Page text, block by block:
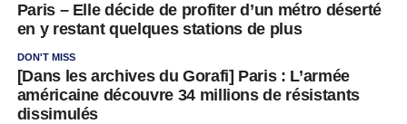
Paris – Elle décide de profiter d’un métro déserté
en y restant quelques stations de plus
DON'T MISS
[Dans les archives du Gorafi] Paris : L’armée
américaine découvre 34 millions de résistants
dissimulés